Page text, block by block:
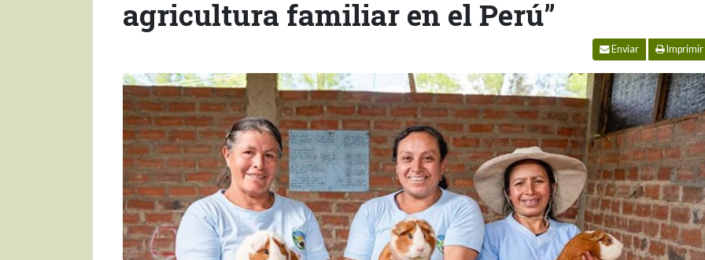
agricultura familiar en el Perú”
Enviar Imprimir